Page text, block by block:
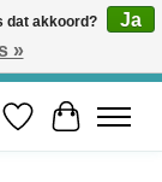
Professioneel slaapadvies
Verlanglijst
dat akkoord?
Ja
»